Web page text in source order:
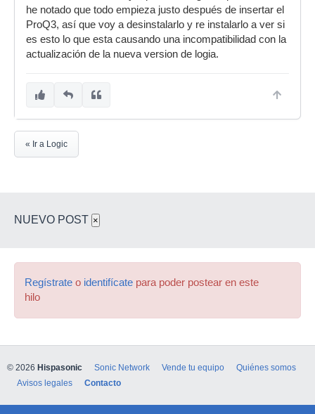
he notado que todo empieza justo después de insertar el
ProQ3, así que voy a desinstalarlo y re instalarlo a ver si
es esto lo que esta causando una incompatibilidad con la
actualización de la nueva version de logia.
« Ir a Logic
NUEVO POST ×
Regístrate o identifícate para poder postear en este
hilo
© 2026 Hispasonic Sonic Network Vende tu equipo
Quiénes somos
Avisos legales
Contacto